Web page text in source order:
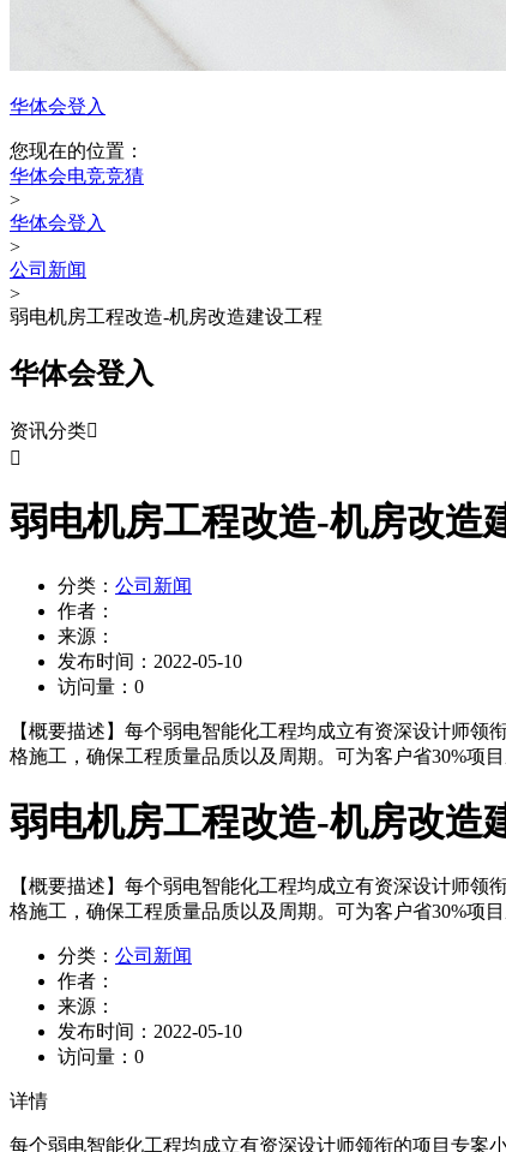
华体会登入
您现在的位置：
华体会电竞竞猜
>
华体会登入
>
公司新闻
>
弱电机房工程改造-机房改造建设工程
华体会登入
资讯分类

弱电机房工程改造-机房改造
分类： 公司新闻
作者：
来源：
发布时间： 2022-05-10
访问量： 0
【概要描述】 每个弱电智能化工程均成立有资深设计师领
格施工，确保工程质量品质以及周期。可为客户省30%项
弱电机房工程改造-机房改造
【概要描述】 每个弱电智能化工程均成立有资深设计师领
格施工，确保工程质量品质以及周期。可为客户省30%项
分类： 公司新闻
作者：
来源：
发布时间： 2022-05-10
访问量： 0
详情
每个弱电智能化工程均成立有资深设计师领衔的项目专案